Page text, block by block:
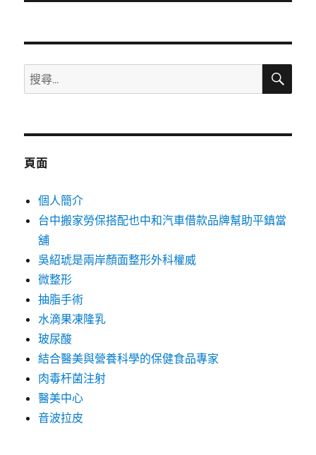
文
搜
尋
鍵
搜
頁面
個人簡介
台中搬家勞保搭配也中和汽車借款品牌幫助平鎮當
舖
吳紹琥是兩岸顏面整形外科權威
微整形
抽脂手術
水滴果凍隆乳
玻尿酸
結合醫美與營養科學的保健食品專家
肉毒杆菌注射
醫美中心
音波拉皮